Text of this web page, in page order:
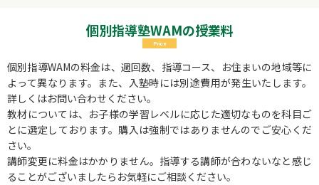
個別指導塾WAMの授業料
Price
個別指導WAMの料金は、週回数、指導コース、お住まいの地域等に
よって異なります。また、入塾時には別途費用が発生いたします。
詳しくはお問い合わせください。
教材については、お子様の学習レベルに応じた適切なものを科目ご
とに選定しております。購入は強制ではありませんのでご安心くだ
さい。
講師変更に料金はかかりません。指導する講師が合わないなと感じ
ることがございましたらお気軽にご相談ください。